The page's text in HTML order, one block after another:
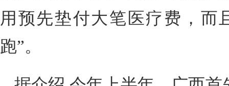
用预先垫付大笔医疗费，而
跑”。